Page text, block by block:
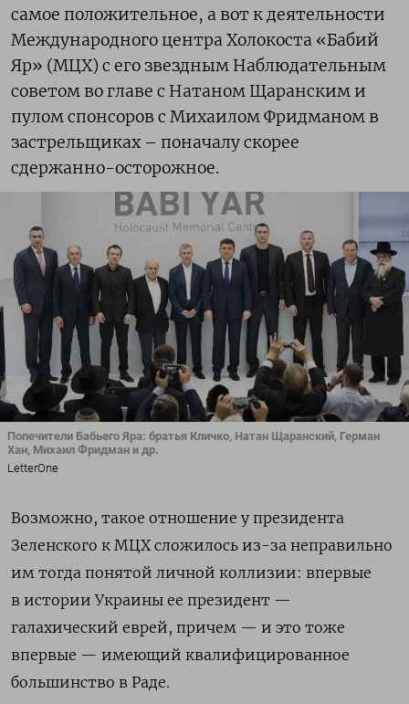
самое положительное, а вот к деятельности
Международного центра Холокоста «Бабий
Яр» (МЦХ) с его звездным Наблюдательным
советом во главе с Натаном Щаранским и
пулом спонсоров с Михаилом Фридманом в
застрельщиках – поначалу скорее
сдержанно-осторожное.
Попечители Бабьего Яра: братья Кличко, Натан Щаранский, Герман
Хан, Михаил Фридман и др.
LetterOne
Возможно, такое отношение у президента
Зеленского к МЦХ сложилось из-за неправильно
им тогда понятой личной коллизии: впервые
в истории Украины ее президент —
галахический еврей, причем — и это тоже
впервые — имеющий квалифицированное
большинство в Раде.